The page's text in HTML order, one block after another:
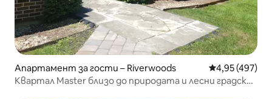
Апартамент за гости – Riverwoods Средна
4,95 (497)
Квартал Master близо до природата и лесни градски